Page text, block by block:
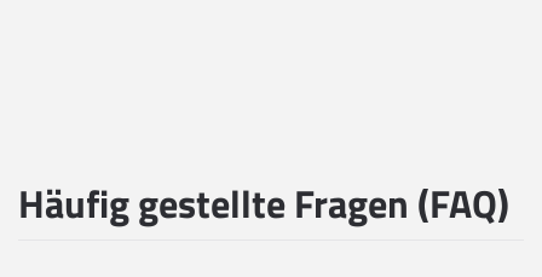
Häufig gestellte Fragen (FAQ)